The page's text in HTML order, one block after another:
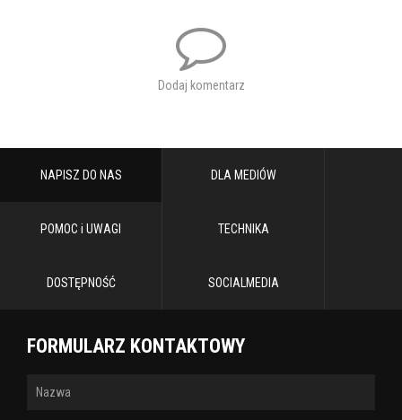
solistek oraz Orkiestry Księżniczek Tomczyk Art wykonującej to
niezwykłe widowisko. Przeniesiemy Państwa do bajkowego świata.
Tutaj każdy może bujać się w rytm muzyki oraz śpiewać wraz z
solistami najpiękniejsze melodie jak choćby "Wielka sława to żart",
czy "Usta milczą dusza śpiewa". Koncert Wiedeński to przede
Tagi: koncert wiedeński.
Dodaj komentarz
NAPISZ DO NAS DLA MEDIÓW
POMOC i UWAGI TECHNIKA
DOSTĘPNOŚĆ SOCIALMEDIA
FORMULARZ KONTAKTOWY